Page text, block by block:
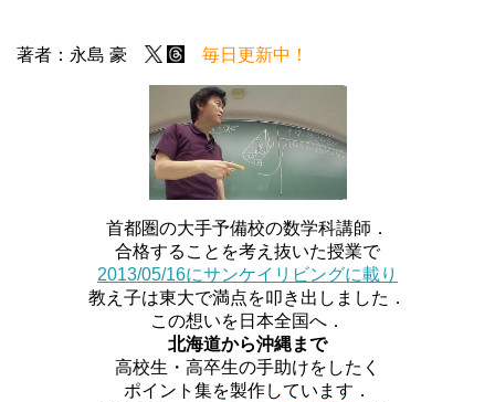
著者：永島 豪 毎日更新中！
首都圏の大手予備校の数学科講師．
合格することを考え抜いた授業で
2013/05/16にサンケイリビングに載り
教え子は東大で満点を叩き出しました．
この想いを日本全国へ．
北海道から沖縄まで
高校生・高卒生の手助けをしたく
ポイント集を製作しています．